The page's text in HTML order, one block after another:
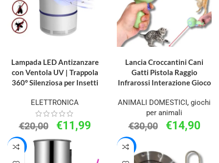
Lampada LED Antizanzare
con Ventola UV | Trappola
360° Silenziosa per Insetti
ELETTRONICA
€20,00 €11,99
Lancia Croccantini Cani
Gatti Pistola Raggio
Infrarossi Interazione Gioco
ANIMALI DOMESTICI, giochi
per animali
€30,00 €14,90
-16% -47%